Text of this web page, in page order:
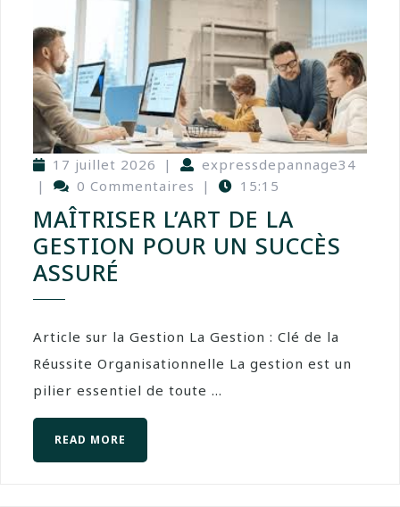
17 juillet 2026 |
expressdepannage34
|
0 Commentaires | 15:15
MAÎTRISER L’ART DE LA
GESTION POUR UN SUCCÈS
ASSURÉ
Article sur la Gestion La Gestion : Clé de la
Réussite Organisationnelle La gestion est un
pilier essentiel de toute ...
READ MORE